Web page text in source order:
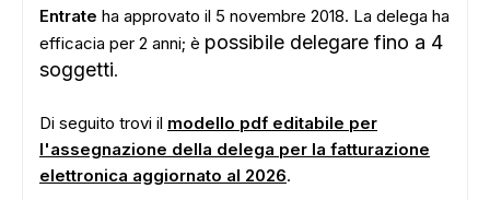
Entrate ha approvato il 5 novembre 2018. La delega ha
efficacia per 2 anni; è possibile delegare fino a 4
soggetti.
Di seguito trovi il modello pdf editabile per
l'assegnazione della delega per la fatturazione
elettronica aggiornato al 2026.